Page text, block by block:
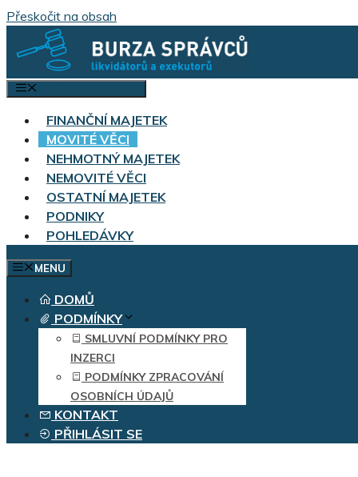
Přeskočit na obsah
FINANČNÍ MAJETEK
MOVITÉ VĚCI
NEHMOTNÝ MAJETEK
NEMOVITÉ VĚCI
OSTATNÍ MAJETEK
PODNIKY
POHLEDÁVKY
MENU
DOMŮ
PODMÍNKY
SMLUVNÍ PODMÍNKY PRO
INZERCI
PODMÍNKY ZPRACOVÁNÍ
OSOBNÍCH ÚDAJŮ
KONTAKT
PŘIHLÁSIT SE